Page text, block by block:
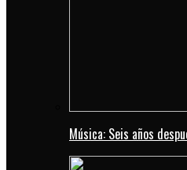
Música: Seis años